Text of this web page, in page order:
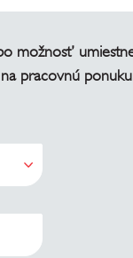
možnosť
pracovnú